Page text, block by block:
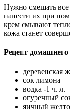
Нужно смешать все
нанести их при
крем смывают
кожа станет
Рецепт
деревенская
сок лимона —
водка -1 ч. л.
огуречный
яичный